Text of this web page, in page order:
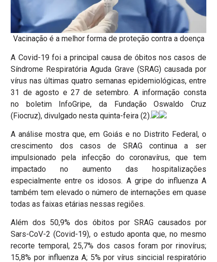
Vacinação é a melhor forma de proteção contra a doença
A Covid-19 foi a principal causa de óbitos nos casos de
Síndrome Respiratória Aguda Grave (SRAG) causada por
vírus nas últimas quatro semanas epidemiológicas, entre
31 de agosto e 27 de setembro. A informação consta
no boletim InfoGripe, da Fundação Oswaldo Cruz
(Fiocruz), divulgado nesta quinta-feira (2).
A análise mostra que, em Goiás e no Distrito Federal, o
crescimento dos casos de SRAG continua a ser
impulsionado pela infecção do coronavírus, que tem
impactado no aumento das hospitalizações
especialmente entre os idosos. A gripe do influenza A
também tem elevado o número de internações em quase
todas as faixas etárias nessas regiões.
Além dos 50,9% dos óbitos por SRAG causados por
Sars-CoV-2 (Covid-19), o estudo aponta que, no mesmo
recorte temporal, 25,7% dos casos foram por rinovírus;
15,8% por influenza A; 5% por vírus sincicial respiratório